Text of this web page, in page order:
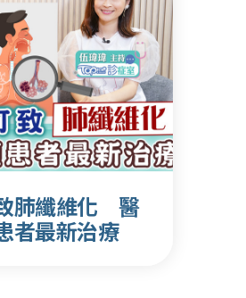
肺纖維化 醫
者最新治療